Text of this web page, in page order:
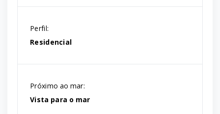
Perfil:
Residencial
Próximo ao mar:
Vista para o mar